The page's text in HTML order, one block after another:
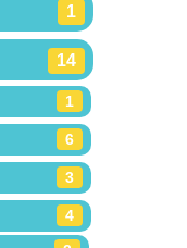
1
14
1
6
3
4